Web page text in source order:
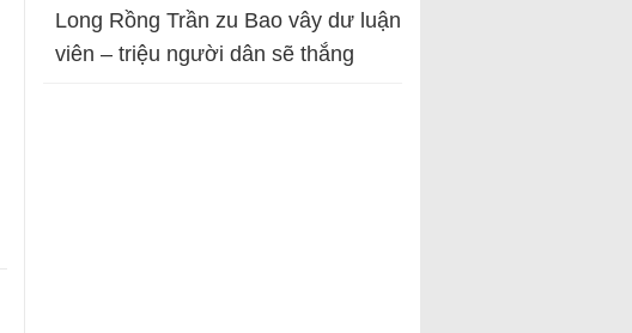
Long Rồng Trần zu Bao vây dư luận
viên – triệu người dân sẽ thắng